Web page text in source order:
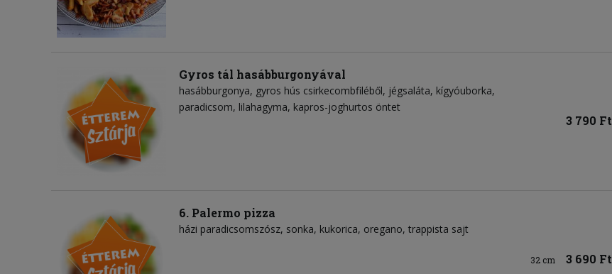
Gyros tál hasábburgonyával
hasábburgonya gyros hús csirkecombfiléből jégsaláta kígyóuborka
paradicsom lilahagyma kapros-joghurtos öntet
3 790 Ft
6. Palermo pizza
házi paradicsomszósz sonka kukorica oregano trappista sajt
32 cm 3 690 Ft